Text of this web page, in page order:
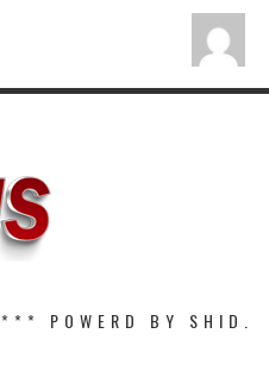
*** POWERD BY SHID.